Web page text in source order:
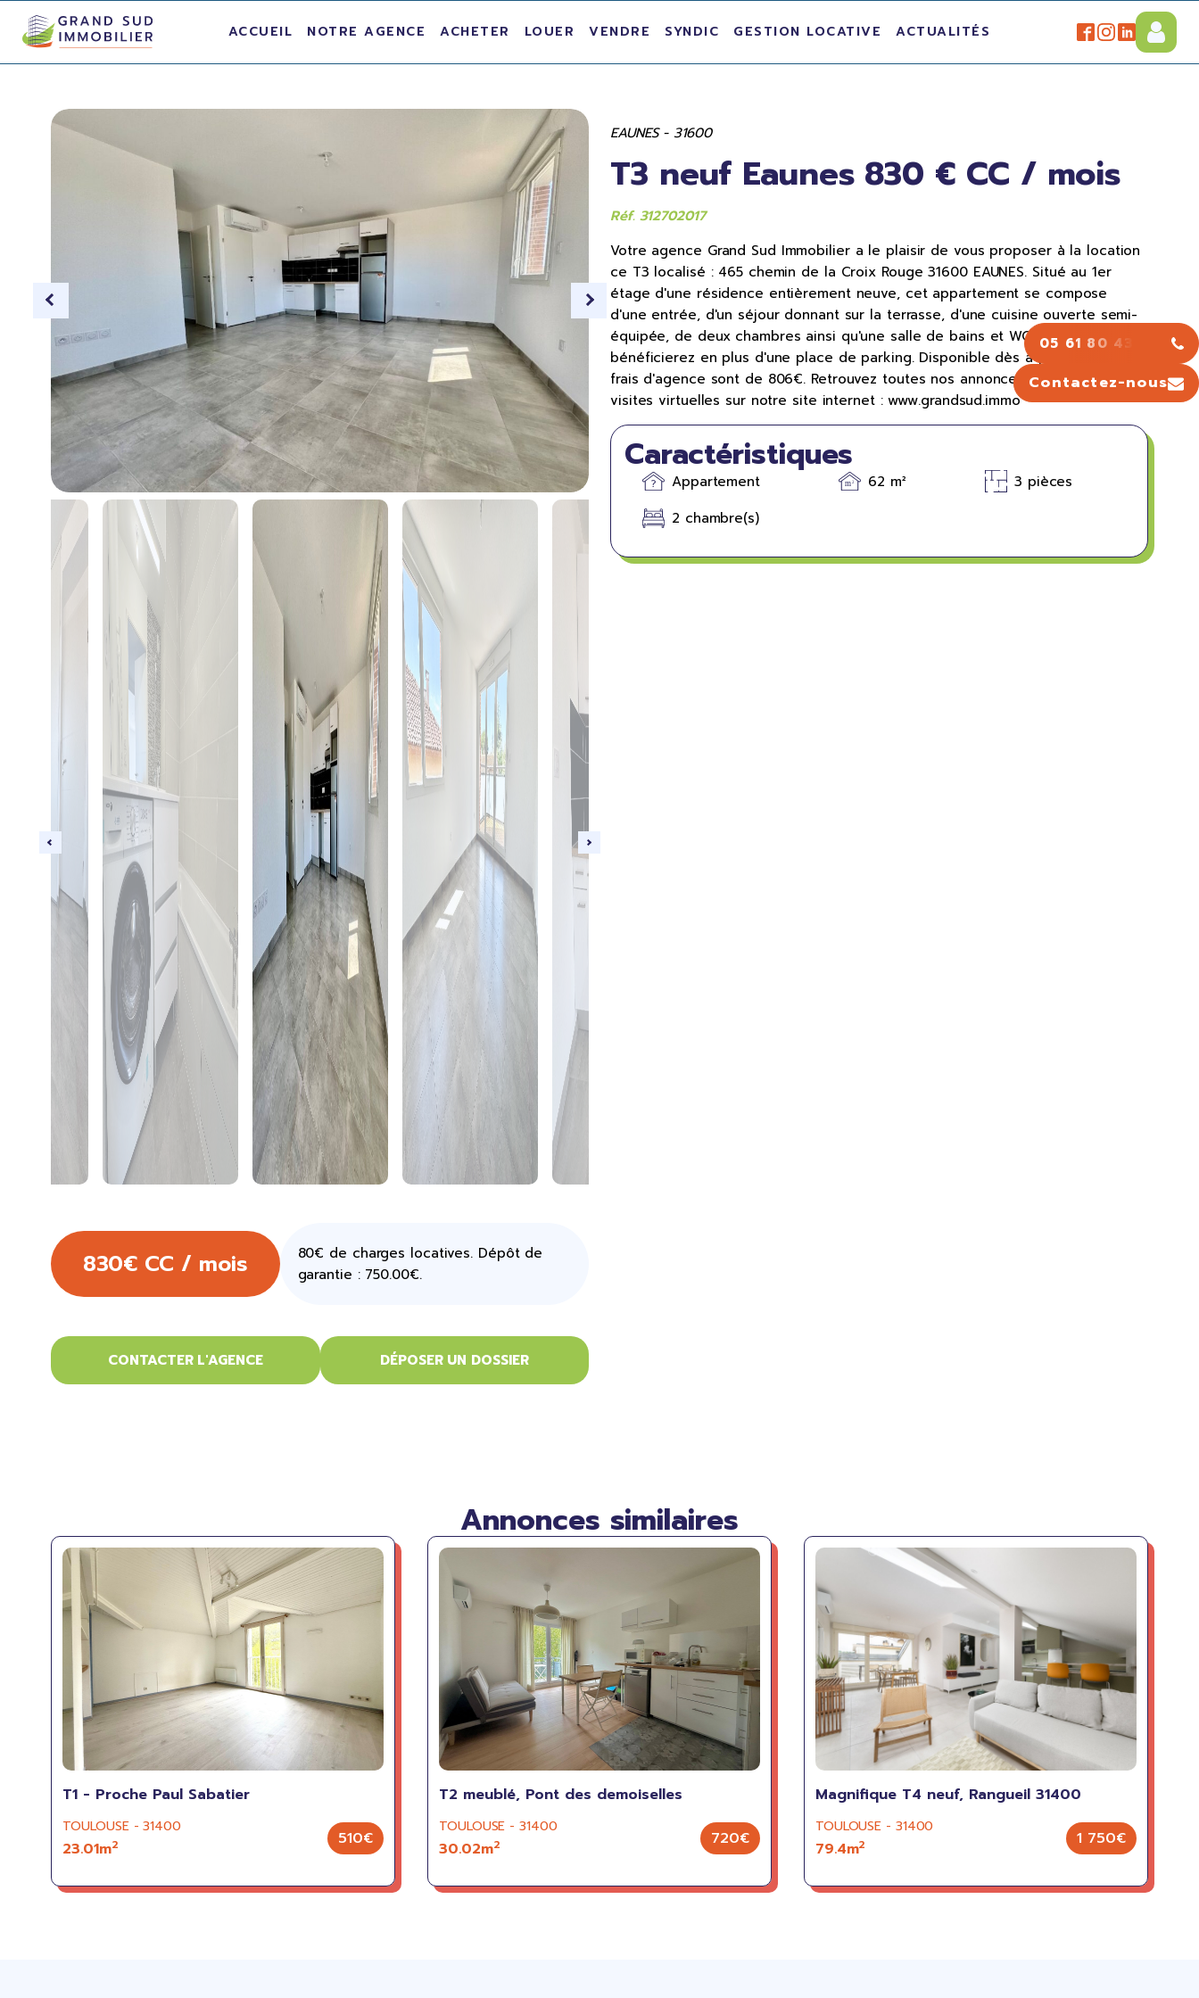
ACCUEIL NOTRE AGENCE ACHETER LOUER VENDRE SYNDIC GESTION LOCATIVE ACTUALITÉS
05 61 80 43 43
Contactez-nous
830€ CC / mois
80€ de charges locatives. Dépôt de
garantie : 750.00€.
CONTACTER L'AGENCE DÉPOSER UN DOSSIER
EAUNES - 31600
T3 neuf Eaunes 830 € CC / mois
Réf. 312702017
Votre agence Grand Sud Immobilier a le plaisir de vous proposer à la location
ce T3 localisé : 465 chemin de la Croix Rouge 31600 EAUNES. Situé au 1er
étage d'une résidence entièrement neuve, cet appartement se compose
d'une entrée, d'un séjour donnant sur la terrasse, d'une cuisine ouverte semi-
équipée, de deux chambres ainsi qu'une salle de bains et WC séparés. Vous
bénéficierez en plus d'une place de parking. Disponible dès à présent ! Les
frais d'agence sont de 806€. Retrouvez toutes nos annonces ainsi que nos
visites virtuelles sur notre site internet : www.grandsud.immo
Caractéristiques
Appartement 62 m²
3 pièces
2 chambre(s)
Annonces similaires
T1 - Proche Paul Sabatier
TOULOUSE - 31400
23.01m2 510€
T2 meublé, Pont des demoiselles
TOULOUSE - 31400
30.02m2 720€
Magnifique T4 neuf, Rangueil 31400
TOULOUSE - 31400
79.4m2 1 750€